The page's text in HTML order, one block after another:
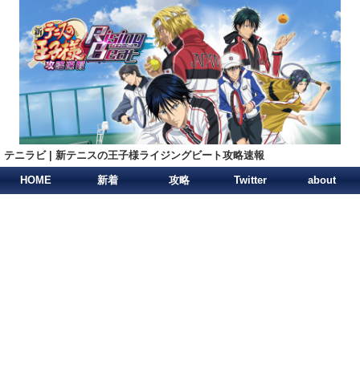
テニラビ | 新テニスの王子様ライジングビート攻略速報
HOME 新着 攻略 Twitter about